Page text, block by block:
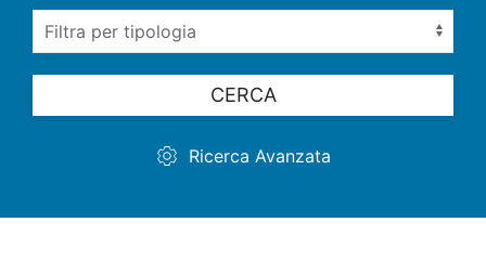
Ricerca Avanzata